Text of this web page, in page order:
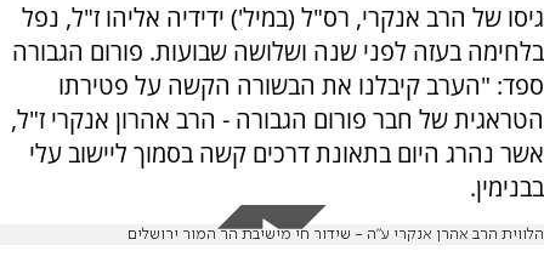
גיסו של הרב אנקרי, רס"ל (במיל') ידידיה אליהו ז"ל, נפל
בלחימה בעזה לפני שנה ושלושה שבועות. פורום הגבורה
ספד: "הערב קיבלנו את הבשורה הקשה על פטירתו
הטראגית של חבר פורום הגבורה - הרב אהרון אנקרי ז"ל,
אשר נהרג היום בתאונת דרכים קשה בסמוך ליישוב עלי
בבנימין.
הלווית הרב אהרן אנקרי ע"ה - שידור חי מישיבת הר המור ירושלים